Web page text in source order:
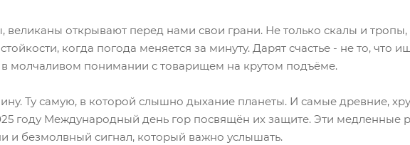
открывают перед нами свои грани. Не только скалы и тропы,
когда погода меняется за минуту. Дарят счастье - не то, что
в молчаливом понимании с товарищем на крутом подъёме.
Ту самую, в которой слышно дыхание планеты. И самые древние,
году Международный день гор посвящён их защите. Эти медленные
и безмолвный сигнал, который важно услышать.